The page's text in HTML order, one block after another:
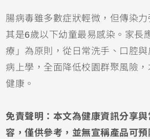
腸病毒雖多數症狀輕微，但傳染
其是6歲以下幼童最易感染。家長
療」為原則，從日常洗手、口腔
病上學，全面降低校園群聚風險
健康。
免責聲明： 本文為健康資訊分享
容，僅供參考，並無宣稱產品可